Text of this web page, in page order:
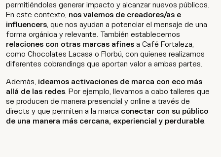
permitiéndoles generar impacto y alcanzar nuevos públicos.
En este contexto, nos valemos de creadores/as e
influencers, que nos ayudan a potenciar el mensaje de una
forma orgánica y relevante. También establecemos
relaciones con otras marcas afines a Café Fortaleza,
como Chocolates Lacasa o Florbú, con quienes realizamos
diferentes cobrandings que aportan valor a ambas partes.
Además, ideamos activaciones de marca con eco más
allá de las redes. Por ejemplo, llevamos a cabo talleres que
se producen de manera presencial y online a través de
directs y que permiten a la marca conectar con su público
de una manera más cercana, experiencial y perdurable.